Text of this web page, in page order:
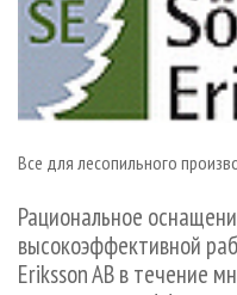
СУШКА ДРЕВЕСИНЫ
ПРОИЗВОДСТВО
ДЕРЕВЯННОЕ
БИОЭНЕРГЕТИКА
ЦБП
ИНСТРУМЕНТ И
ПЕРСОНЫ
МОБИЛЬНЫЕ ВЫСТАВКИ
ОФИЦИАЛЬНЫЕ
RUSSIAN FORESTRY
ГАЗЕТА
БИБЛИОТЕКА
КОНТАКТЫ
РЕКЛАМА
РЕКЛАМА НА САЙТЕ
Все для лесопильного
Рациональное
высокоэффективной
Eriksson AB в течение